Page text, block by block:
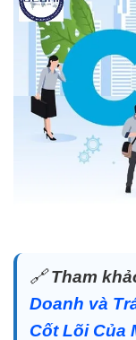
🔗Tham
Doanh và
Cốt Lõi Của